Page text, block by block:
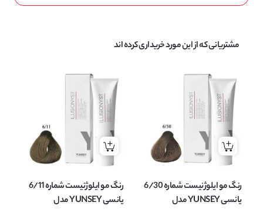
مشتریانی که از این مورد خریداری کرده اند
رنگ مو ایلوژنیست شماره 6/30
یانسی YUNSEY مدل
رنگ مو ایلوژنیست شماره 6/11
یانسی YUNSEY مدل